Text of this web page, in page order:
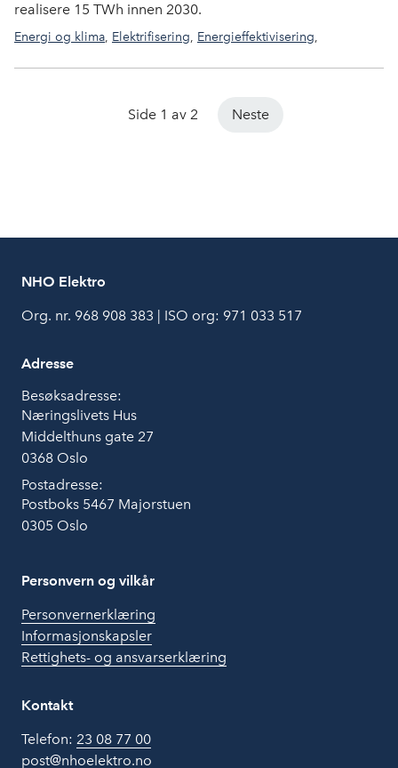
realisere 15 TWh innen 2030.
Energi og klima, Elektrifisering, Energieffektivisering,
Side 1 av 2 Neste
NHO Elektro
Org. nr. 968 908 383 | ISO org: 971 033 517
Adresse
Besøksadresse:
Næringslivets Hus
Middelthuns gate 27
0368 Oslo
Postadresse:
Postboks 5467 Majorstuen
0305 Oslo
Personvern og vilkår
Personvernerklæring
Informasjonskapsler
Rettighets- og ansvarserklæring
Kontakt
Telefon: 23 08 77 00
post@nhoelektro.no